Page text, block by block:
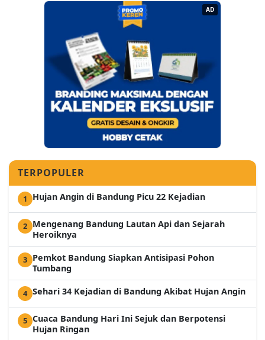
AD
TERPOPULER
1 Hujan Angin di Bandung Picu 22 Kejadian
2 Mengenang Bandung Lautan Api dan Sejarah
Heroiknya
3 Pemkot Bandung Siapkan Antisipasi Pohon
Tumbang
4 Sehari 34 Kejadian di Bandung Akibat Hujan Angin
5 Cuaca Bandung Hari Ini Sejuk dan Berpotensi
Hujan Ringan